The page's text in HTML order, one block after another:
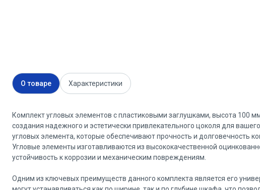
О товаре Характеристики
Комплект угловых элементов с пластиковыми заглушками, высота 100
создания надежного и эстетически привлекательного цоколя для
угловых элемента, которые обеспечивают прочность и долговечность
Угловые элементы изготавливаются из высококачественной
устойчивость к коррозии и механическим повреждениям.
Одним из ключевых преимуществ данного комплекта является его